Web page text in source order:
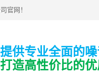
官网！
提供专业全面的
打造高性价比的